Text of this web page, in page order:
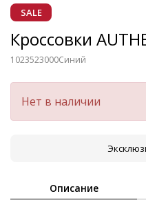
SALE
Кроссовки
1023523000Синий
Нет в наличии
Описание